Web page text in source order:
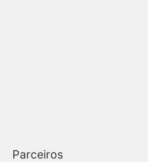
Parceiros